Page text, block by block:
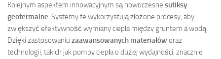
Kolejnym aspektem innowacyjnym są nowoczesne sutiksy
geotermalne. Systemy te wykorzystują złożone procesy, aby
zwiększyć efektywność wymiany ciepła między gruntem a wodą.
Dzięki zastosowaniu zaawansowanych materiałów oraz
technologii, takich jak pompy ciepła o dużej wydajności, znacznie